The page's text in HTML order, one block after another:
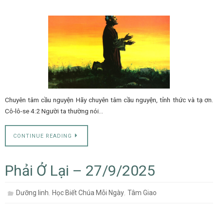
Chuyên tâm cầu nguyện Hãy chuyên tâm cầu nguyện, tỉnh thức và tạ ơn.
Cô-lô-se 4:2 Người ta thường nói…
CONTINUE READING
Phải Ở Lại – 27/9/2025
Dưỡng linh,Học Biết Chúa Mỗi Ngày,Tâm Giao